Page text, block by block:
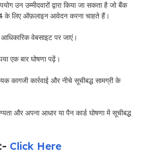
उन उम्मीदवारों द्वारा किया जा सकता है जो बैंक
के लिए ऑफ़लाइन आवेदन करना चाहते हैं।
वेबसाइट पर जाएं।
एक बार घोषणा पढ़ें।
कार्रवाई और नीचे सूचीबद्ध सामग्री के
और अपना आधार या पैन कार्ड घोषणा में सूचीबद्ध
Click Here